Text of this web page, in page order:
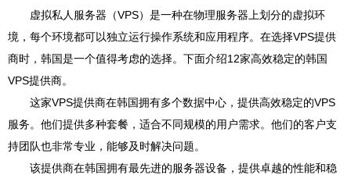
虚拟私人服务器（VPS）是一种在物理服务器上划分的虚拟环
境，每个环境都可以独立运行操作系统和应用程序。在选择VPS提供
商时，韩国是一个值得考虑的选择。下面介绍12家高效稳定的韩国
VPS提供商。
这家VPS提供商在韩国拥有多个数据中心，提供高效稳定的VPS
服务。他们提供多种套餐，适合不同规模的用户需求。他们的客户支
持团队也非常专业，能够及时解决问题。
该提供商在韩国拥有最先进的服务器设备，提供卓越的性能和稳